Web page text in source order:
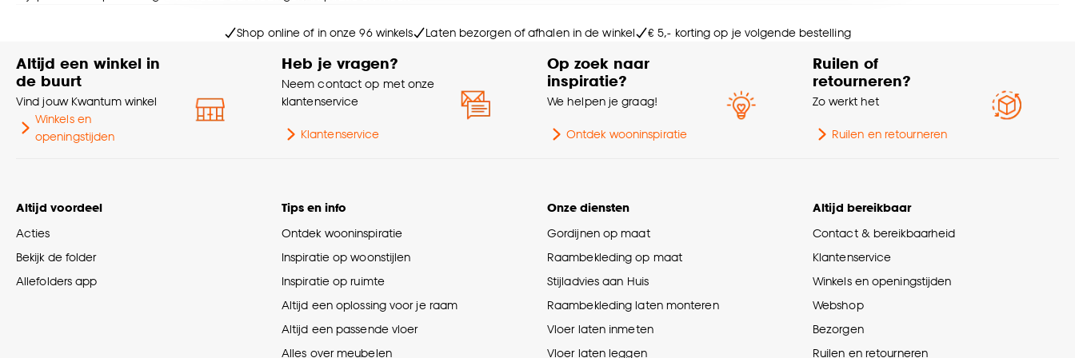
Goed om te weten is dat je deze keuze altijd nog kan aanpassen, bekijk hiervoor onze
Gewicht gram per m2 100 G/m2
Shop online of in onze 96 winkels Laten bezorgen of afhalen in de winkel € 5,- korting op je volgende bestelling
Altijd een winkel in
de buurt
Vind jouw Kwantum winkel
Winkels en
openingstijden
Heb je vragen?
Neem contact op met onze
klantenservice
Klantenservice
Op zoek naar
inspiratie?
We helpen je graag!
Ontdek wooninspiratie
Ruilen of
retourneren?
Zo werkt het
Ruilen en retourneren
Altijd voordeel
Acties
Bekijk de folder
Allefolders app
Tips en info
Ontdek wooninspiratie
Inspiratie op woonstijlen
Inspiratie op ruimte
Altijd een oplossing voor je raam
Altijd een passende vloer
Alles over meubelen
Onze diensten
Gordijnen op maat
Raambekleding op maat
Stijladvies aan Huis
Raambekleding laten monteren
Vloer laten inmeten
Vloer laten leggen
Altijd bereikbaar
Contact & bereikbaarheid
Klantenservice
Winkels en openingstijden
Webshop
Bezorgen
Ruilen en retourneren